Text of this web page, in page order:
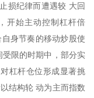
损纪律而遭遇较 大回
开始主动控制杠杆倍
身节奏的移动炒股使
限的时期中，部分实
杠杆仓位形成显著挑
结构轮 动为主而指数